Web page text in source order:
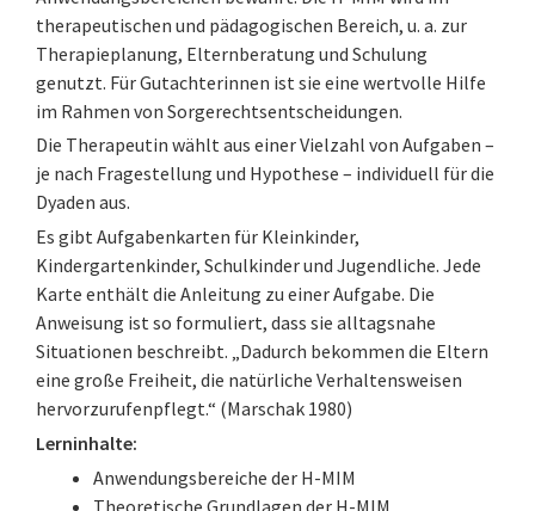
therapeutischen und pädagogischen Bereich, u. a. zur
Therapieplanung, Elternberatung und Schulung
genutzt. Für Gutachterinnen ist sie eine wertvolle Hilfe
im Rahmen von Sorgerechtsentscheidungen.
Die Therapeutin wählt aus einer Vielzahl von Aufgaben –
je nach Fragestellung und Hypothese – individuell für die
Dyaden aus.
Es gibt Aufgabenkarten für Kleinkinder,
Kindergartenkinder, Schulkinder und Jugendliche. Jede
Karte enthält die Anleitung zu einer Aufgabe. Die
Anweisung ist so formuliert, dass sie alltagsnahe
Situationen beschreibt. „Dadurch bekommen die Eltern
eine große Freiheit, die natürliche Verhaltensweisen
hervorzurufenpflegt.“ (Marschak 1980)
Lerninhalte:
Anwendungsbereiche der H-MIM
Theoretische Grundlagen der H-MIM